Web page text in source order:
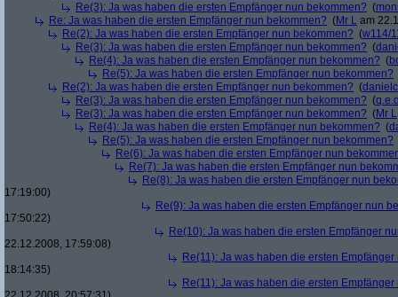
Re(3): Ja was haben die ersten Empfänger nun bekommen? (
Re: Ja was haben die ersten Empfänger nun bekommen? (Mr L am
Re(2): Ja was haben die ersten Empfänger nun bekommen? (w114/
Re(3): Ja was haben die ersten Empfänger nun bekommen? (
Re(4): Ja was haben die ersten Empfänger nun bekommen? (
Re(5): Ja was haben die ersten Empfänger nun bekommen?
Re(2): Ja was haben die ersten Empfänger nun bekommen? (
Re(3): Ja was haben die ersten Empfänger nun bekommen? (
Re(3): Ja was haben die ersten Empfänger nun bekommen? (Mr L
Re(4): Ja was haben die ersten Empfänger nun bekommen? (
Re(5): Ja was haben die ersten Empfänger nun bekommen?
Re(6): Ja was haben die ersten Empfänger nun
Re(7): Ja was haben die ersten Empfänger nun
Re(8): Ja was haben die ersten Empfänger nun
17:19:00)
Re(9): Ja was haben die ersten Empfänger nun
17:50:22)
Re(10): Ja was haben die ersten Empfänger
22.12.2008, 17:59:08)
Re(11): Ja was haben die ersten
18:14:35)
Re(11): Ja was haben die ersten